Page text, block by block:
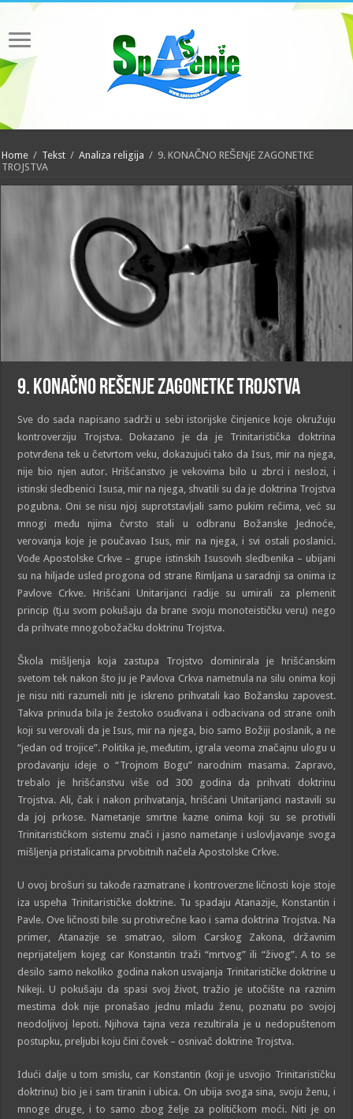
Home / Tekst / Analiza religija / 9. KONAČNO REŠENjE ZAGONETKE
TROJSTVA
9. KONAČNO REŠENjE ZAGONETKE TROJSTVA
Sve do sada napisano sadrži u sebi istorijske činjenice koje okružuju
kontroverziju Trojstva. Dokazano je da je Trinitaristička doktrina
potvrđena tek u četvrtom veku, dokazujući tako da Isus, mir na njega,
nije bio njen autor. Hrišćanstvo je vekovima bilo u zbrci i neslozi, i
istinski sledbenici Isusa, mir na njega, shvatili su da je doktrina Trojstva
pogubna. Oni se nisu njoj suprotstavljali samo pukim rečima, već su
mnogi među njima čvrsto stali u odbranu Božanske Jednoće,
verovanja koje je poučavao Isus, mir na njega, i svi ostali poslanici.
Vođe Apostolske Crkve – grupe istinskih Isusovih sledbenika – ubijani
su na hiljade usled progona od strane Rimljana u saradnji sa onima iz
Pavlove Crkve. Hrišćani Unitarijanci radije su umirali za plemenit
princip (tj.u svom pokušaju da brane svoju monoteističku veru) nego
da prihvate mnogobožačku doktrinu Trojstva.
Škola mišljenja koja zastupa Trojstvo dominirala je hrišćanskim
svetom tek nakon što ju je Pavlova Crkva nametnula na silu onima koji
je nisu niti razumeli niti je iskreno prihvatali kao Božansku zapovest.
Takva prinuda bila je žestoko osuđivana i odbacivana od strane onih
koji su verovali da je Isus, mir na njega, bio samo Božiji poslanik, a ne
“jedan od trojice”. Politika je, međutim, igrala veoma značajnu ulogu u
prodavanju ideje o “Trojnom Bogu” narodnim masama. Zapravo,
trebalo je hrišćanstvu više od 300 godina da prihvati doktrinu
Trojstva. Ali, čak i nakon prihvatanja, hrišćani Unitarijanci nastavili su
da joj prkose. Nametanje smrtne kazne onima koji su se protivili
Trinitarističkom sistemu znači i jasno nametanje i uslovljavanje svoga
mišljenja pristalicama prvobitnih načela Apostolske Crkve.
U ovoj brošuri su takođe razmatrane i kontroverzne ličnosti koje stoje
iza uspeha Trinitarističke doktrine. Tu spadaju Atanazije, Konstantin i
Pavle. Ove ličnosti bile su protivrečne kao i sama doktrina Trojstva. Na
primer, Atanazije se smatrao, silom Carskog Zakona, državnim
neprijateljem kojeg car Konstantin traži “mrtvog” ili “živog”. A to se
desilo samo nekoliko godina nakon usvajanja Trinitarističke doktrine u
Nikeji. U pokušaju da spasi svoj život, tražio je utočište na raznim
mestima dok nije pronašao jednu mladu ženu, poznatu po svojoj
neodoljivoj lepoti. Njihova tajna veza rezultirala je u nedopuštenom
postupku, preljubi koju čini čovek – osnivač doktrine Trojstva.
Idući dalje u tom smislu, car Konstantin (koji je usvojio Trinitarističku
doktrinu) bio je i sam tiranin i ubica. On ubija svoga sina, svoju ženu, i
mnoge druge, i to samo zbog želje za političkom moći. Niti je on